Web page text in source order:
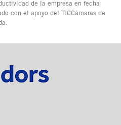
de la empresa en fecha
con el apoyo del TICCámaras de